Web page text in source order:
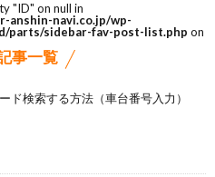
"ID" on null in
anshin-navi.co.jp/wp-
parts/sidebar-fav-post-list.php on
事一覧
ド検索する方法（車台番号入力）